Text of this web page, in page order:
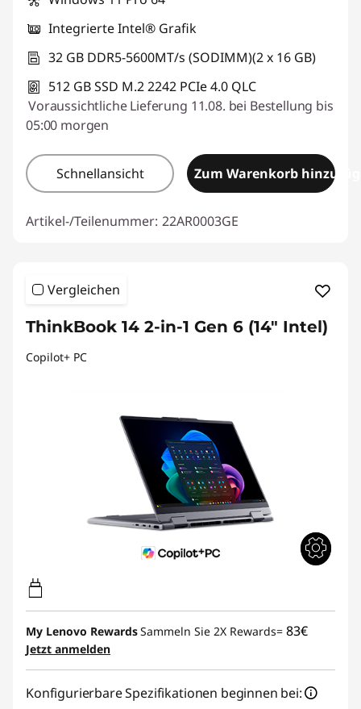
Integrierte Intel® Grafik
32 GB DDR5-5600MT/s (SODIMM)(2 x 16 GB)
512 GB SSD M.2 2242 PCIe 4.0 QLC
Voraussichtliche Lieferung 11.08. bei Bestellung bis
05:00 morgen
Schnellansicht Zum Warenkorb
Artikel-/Teilenummer: 22AR0003GE
Vergleichen
ThinkBook 14 2-in-1 Gen 6 (14" Intel)
Copilot+ PC
My Lenovo RewardsSammeln Sie 2X Rewards= 83€
Jetzt anmelden
Konfigurierbare Spezifikationen beginnen bei: